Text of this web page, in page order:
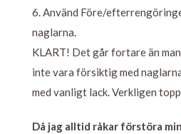
6. Använd Före/efterrengöring
naglarna.
KLART! Det går fortare än
inte vara försiktig med
med vanligt lack. Verkligen
Då jag alltid råkar förstöra